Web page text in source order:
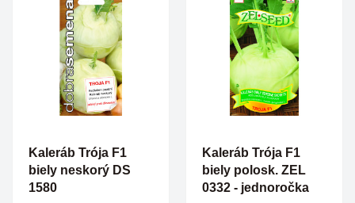
Kaleráb Trója F1
biely neskorý DS
1580
Kaleráb Trója F1
biely polosk. ZEL
0332 - jednoročka